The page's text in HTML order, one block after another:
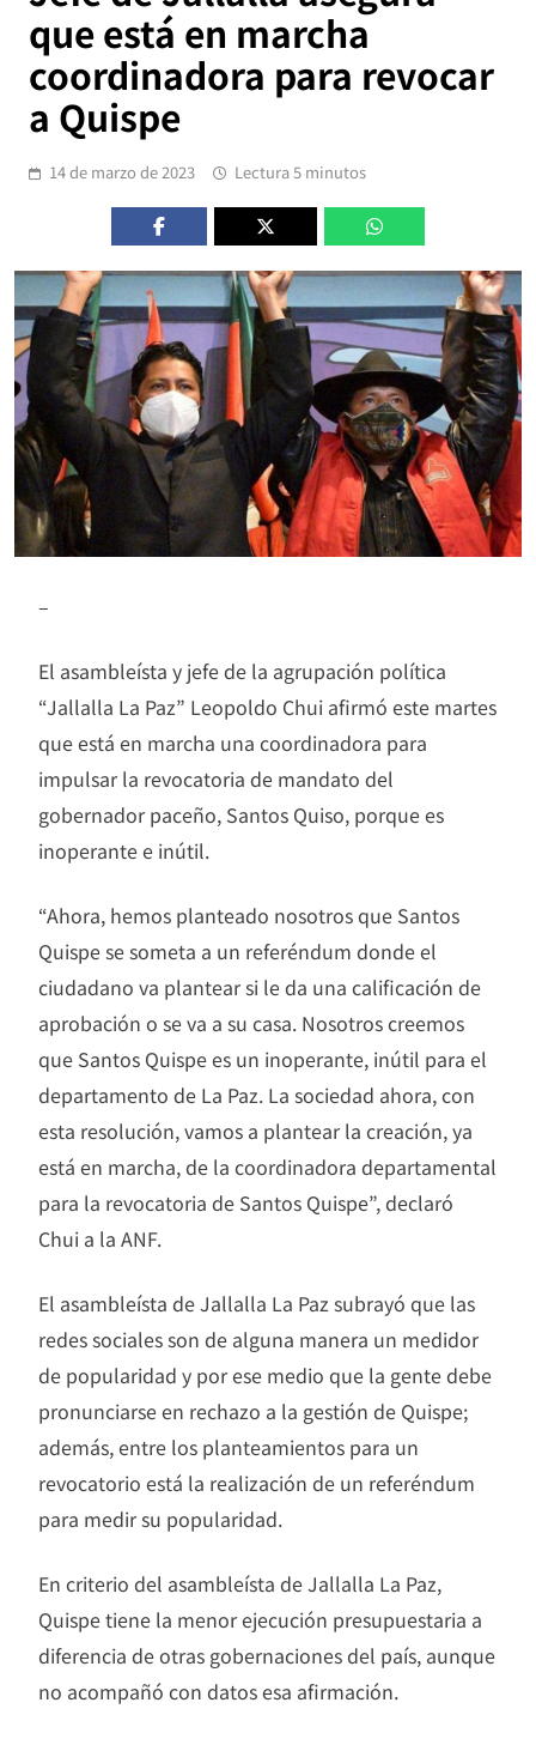
que está en marcha
coordinadora para revocar
a Quispe
14 de marzo de 2023 Lectura 5 minutos
–
El asambleísta y jefe de la agrupación política
“Jallalla La Paz” Leopoldo Chui afirmó este martes
que está en marcha una coordinadora para
impulsar la revocatoria de mandato del
gobernador paceño, Santos Quiso, porque es
inoperante e inútil.
“Ahora, hemos planteado nosotros que Santos
Quispe se someta a un referéndum donde el
ciudadano va plantear si le da una calificación de
aprobación o se va a su casa. Nosotros creemos
que Santos Quispe es un inoperante, inútil para el
departamento de La Paz. La sociedad ahora, con
esta resolución, vamos a plantear la creación, ya
está en marcha, de la coordinadora departamental
para la revocatoria de Santos Quispe”, declaró
Chui a la ANF.
El asambleísta de Jallalla La Paz subrayó que las
redes sociales son de alguna manera un medidor
de popularidad y por ese medio que la gente debe
pronunciarse en rechazo a la gestión de Quispe;
además, entre los planteamientos para un
revocatorio está la realización de un referéndum
para medir su popularidad.
En criterio del asambleísta de Jallalla La Paz,
Quispe tiene la menor ejecución presupuestaria a
diferencia de otras gobernaciones del país, aunque
no acompañó con datos esa afirmación.